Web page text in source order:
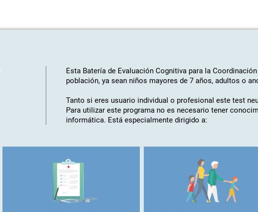
Esta Batería de Evaluación Cognitiva para la
población, ya sean niños mayores de 7 años, adultos o
Tanto si eres usuario individual o profesional este test
Para utilizar este programa no es necesario tener
informática. Está especialmente dirigido a: